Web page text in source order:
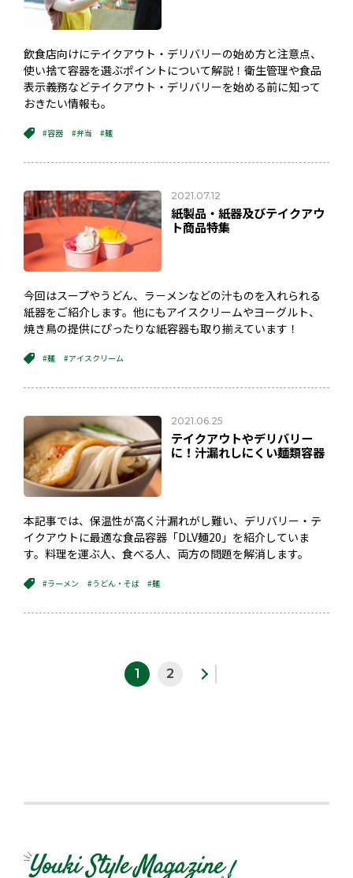
飲食店向けにテイクアウト・デリバリーの始め方と注意点、
使い捨て容器を選ぶポイントについて解説！衛生管理や食品
表示義務などテイクアウト・デリバリーを始める前に知って
おきたい情報も。
#容器 #弁当 #麺
2021.07.12
紙製品・紙器及びテイクアウ
ト商品特集
今回はスープやうどん、ラ－メンなどの汁ものを入れられる
紙器をご紹介します。他にもアイスクリームやヨーグルト、
焼き鳥の提供にぴったりな紙容器も取り揃えています！
#麺 #アイスクリーム
2021.06.25
テイクアウトやデリバリー
に！汁漏れしにくい麺類容器
本記事では、保温性が高く汁漏れがし難い、デリバリー・テ
イクアウトに最適な食品容器「DLV麺20​」を紹介していま
す。料理を運ぶ人、食べる人、両方の問題を解消します。
#ラーメン #うどん・そば #麺
1 2